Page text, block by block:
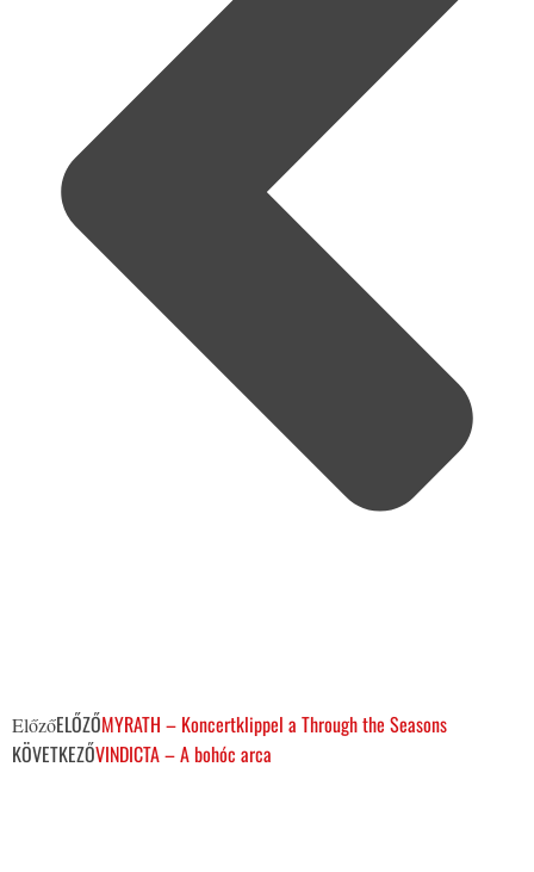
ElőzőELŐZŐMYRATH – Koncertklippel a Through the Seasons
KÖVETKEZŐVINDICTA – A bohóc arca